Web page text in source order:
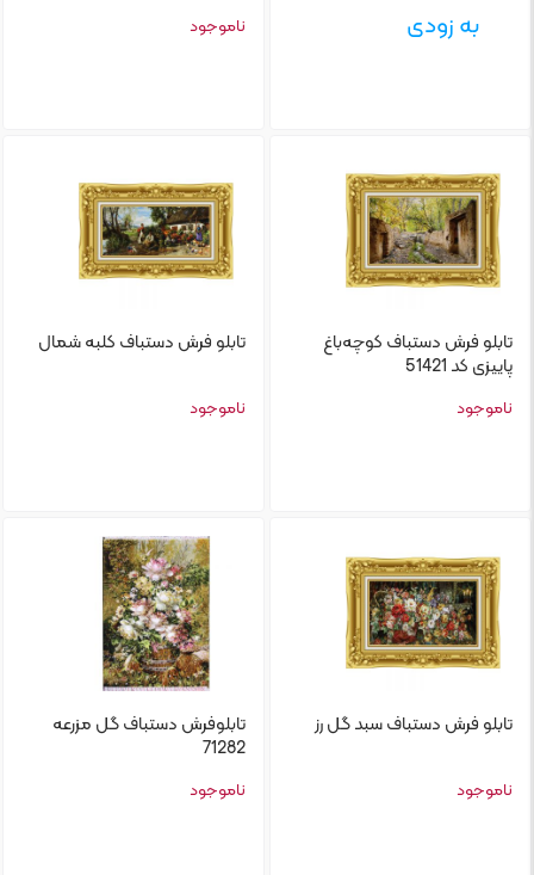
به زودی ناموجود
تابلو‌ فرش دستباف کوچه‌باغ
پاییزی کد 51421
ناموجود
تابلو‌ فرش دستباف کلبه شمال
ناموجود
تابلو‌ فرش دستباف سبد گل رز
ناموجود
تابلو‌فرش دستباف گل مزرعه
71282
ناموجود